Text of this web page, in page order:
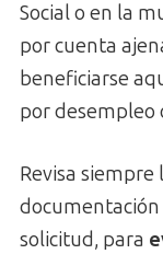
Social o en la
por cuenta
beneficiarse
por desempleo
Revisa siempre
solicitud, para